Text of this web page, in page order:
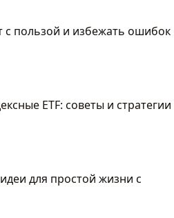
с пользой и избежать ошибок
ETF: советы и стратегии
для простой жизни с